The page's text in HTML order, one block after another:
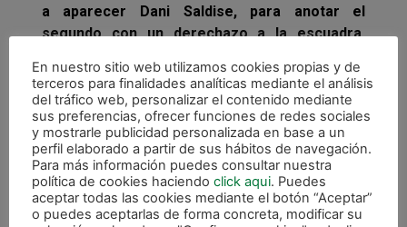
a aparecer Dani Saldise, para anotar el
segundo con un derechazo a la escuadra.
la ventaja con ocasiones manifiestas de gol
pero, cuando parecía que el partido llegaba a
su ecuador con el 2-0, Fávero recortó
distancias con un disparo que batió a Asier.
Tras la reanudación, Palma Futsal empató el
encuentro, a través de Maico en el segundo
palo, que fue asistido por Eloy Rojas. Y ahí no
En nuestro sitio web utilizamos cookies propias y de
terceros para finalidades analíticas mediante el análisis
del tráfico web, personalizar el contenido mediante
sus preferencias, ofrecer funciones de redes sociales
y mostrarle publicidad personalizada en base a un
perfil elaborado a partir de sus hábitos de navegación.
Para más información puedes consultar nuestra
política de cookies haciendo click aqui. Puedes
aceptar todas las cookies mediante el botón “Aceptar”
o puedes aceptarlas de forma concreta, modificar su